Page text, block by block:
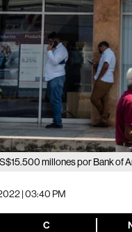
millones por Bank of
| 03:40 PM
C